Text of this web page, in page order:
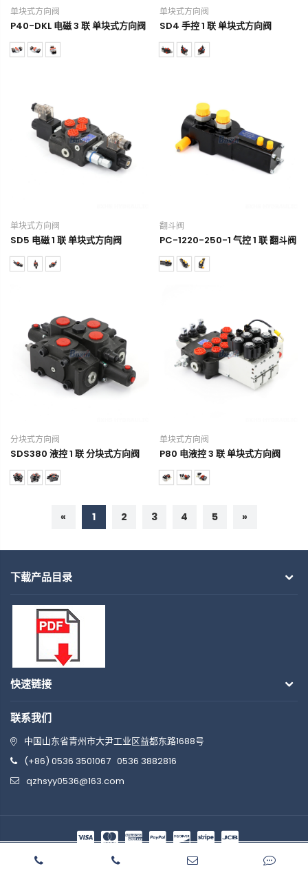
单块式方向阀
P40-DKL 电磁 3 联 单块式方向阀
单块式方向阀
SD4 手控 1 联 单块式方向阀
单块式方向阀
SD5 电磁 1 联 单块式方向阀
翻斗阀
PC-1220-250-1 气控 1 联 翻斗阀
分块式方向阀
SDS380 液控 1 联 分块式方向阀
单块式方向阀
P80 电液控 3 联 单块式方向阀
« 1 2 3 4 5 »
下载产品目录
快速链接
联系我们
中国山东省青州市大尹工业区益都东路1688号
(+86) 0536 3501067 0536 3882816
qzhsyy0536@163.com
© 2026 博信华盛 版权所有